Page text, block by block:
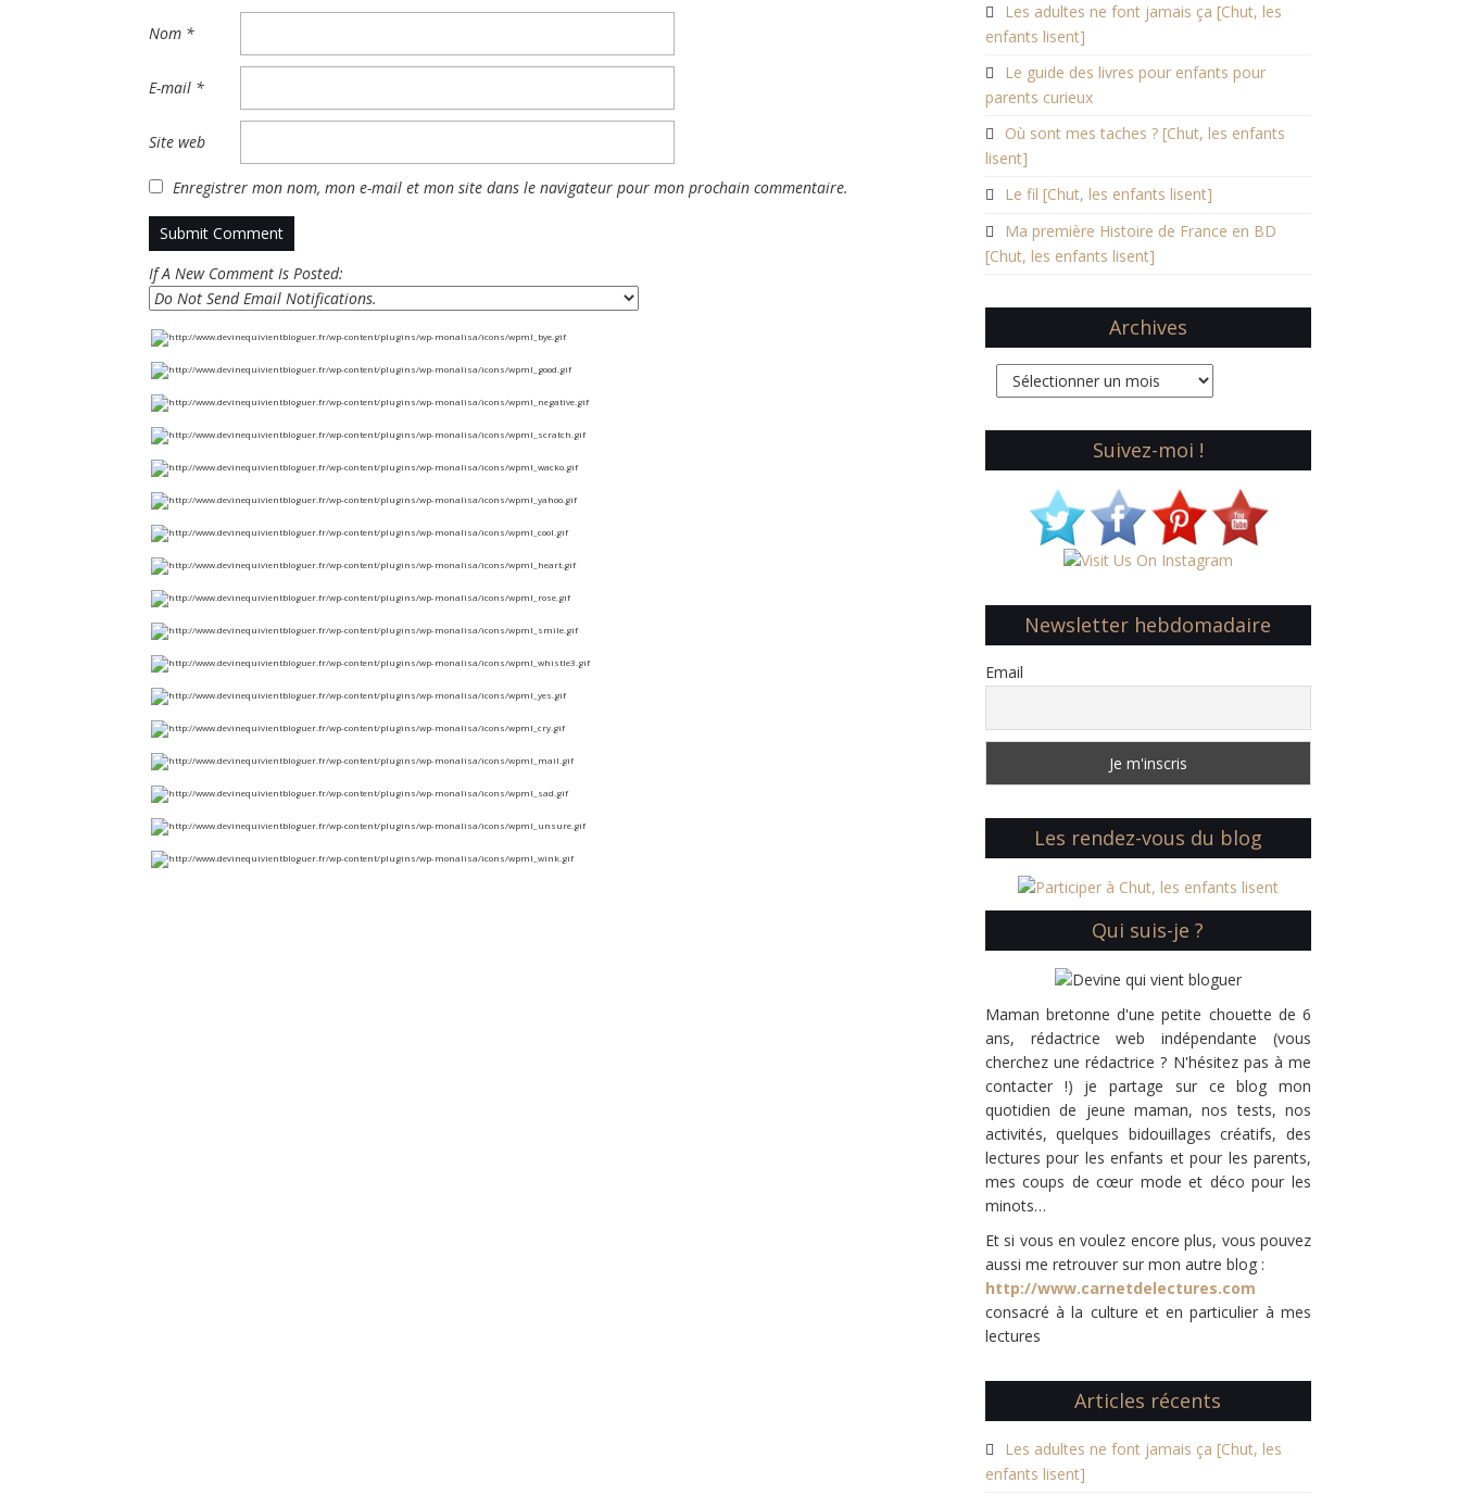
Nom *
E-mail *
Site web
Enregistrer mon nom, mon e-mail et mon site dans le navigateur pour mon prochain commentaire.
If A New Comment Is Posted:
Les adultes ne font jamais ça [Chut, les
enfants lisent]
Le guide des livres pour enfants pour
parents curieux
Où sont mes taches ? [Chut, les enfants
lisent]
Le fil [Chut, les enfants lisent]
Ma première Histoire de France en BD
[Chut, les enfants lisent]
Archives
Archives
Suivez-moi !
Newsletter hebdomadaire
Email
Les rendez-vous du blog
Qui suis-je ?
Maman bretonne d'une petite chouette de 6
ans, rédactrice web indépendante (vous
cherchez une rédactrice ? N'hésitez pas à me
contacter !) je partage sur ce blog mon
quotidien de jeune maman, nos tests, nos
activités, quelques bidouillages créatifs, des
lectures pour les enfants et pour les parents,
mes coups de cœur mode et déco pour les
minots…
Et si vous en voulez encore plus, vous pouvez
aussi me retrouver sur mon autre blog :
http://www.carnetdelectures.com
consacré à la culture et en particulier à mes
lectures
Articles récents
Les adultes ne font jamais ça [Chut, les
enfants lisent]